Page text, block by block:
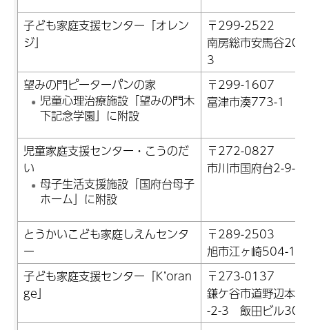
子ども家庭支援センター「オレン
ジ」
〒299-2522
南房総市安馬谷204
3
望みの門ピーターパンの家
児童心理治療施設「望みの門木
下記念学園」に附設
〒299-1607
富津市湊773-1
児童家庭支援センター・こうのだ
い
母子生活支援施設「国府台母子
ホーム」に附設
〒272-0827
市川市国府台2-9-
とうかいこども家庭しえんセンタ
ー
〒289-2503
旭市江ヶ崎504-1
子ども家庭支援センター「K’oran
ge」
〒273-0137
鎌ケ谷市道野辺本
-2-3 飯田ビル301